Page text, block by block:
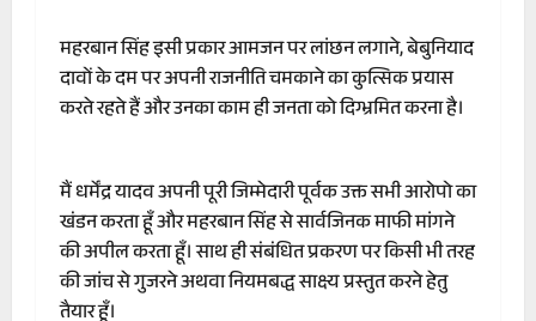
महरबान सिंह इसी प्रकार आमजन पर लांछन लगाने, बेबुनियाद
दावों के दम पर अपनी राजनीति चमकाने का कुत्सिक प्रयास
करते रहते हैं और उनका काम ही जनता को दिग्भ्रमित करना है।
मैं धर्मेंद्र यादव अपनी पूरी जिम्मेदारी पूर्वक उक्त सभी आरोपो का
खंडन करता हूँ और महरबान सिंह से सार्वजिनक माफी मांगने
की अपील करता हूँ। साथ ही संबंधित प्रकरण पर किसी भी तरह
की जांच से गुजरने अथवा नियमबद्ध साक्ष्य प्रस्तुत करने हेतु
तैयार हूँ।